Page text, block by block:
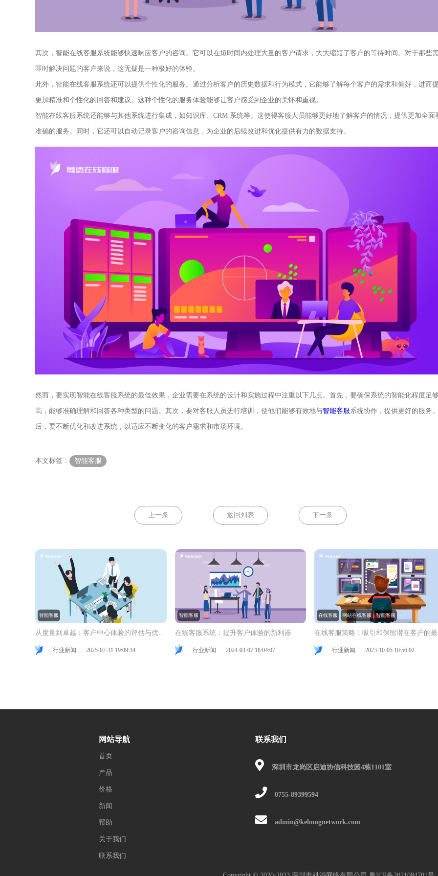
其次，智能在线客服系统能够快速响应客户的咨询。它可以在短时间内处理大量的客户请求，大大缩短了客户的等待时间。对于那些
即时解决问题的客户来说，这无疑是一种极好的体验。
此外，智能在线客服系统还可以提供个性化的服务。通过分析客户的历史数据和行为模式，它能够了解每个客户的需求和偏好，进而
更加精准和个性化的回答和建议。这种个性化的服务体验能够让客户感受到企业的关怀和重视。
智能在线客服系统还能够与其他系统进行集成，如知识库、CRM 系统等。这使得客服人员能够更好地了解客户的情况，提供更加全面
准确的服务。同时，它还可以自动记录客户的咨询信息，为企业的后续改进和优化提供有力的数据支持。
然而，要实现智能在线客服系统的最佳效果，企业需要在系统的设计和实施过程中注重以下几点。首先，要确保系统的智能化程度足
高，能够准确理解和回答各种类型的问题。其次，要对客服人员进行培训，使他们能够有效地与智能客服系统协作，提供更好的服务
后，要不断优化和改进系统，以适应不断变化的客户需求和市场环境。
本文标签： 智能客服
上一条 返回列表 下一条
从度量到卓越：客户中心体验的评估与优化之路
行业新闻 2025-07-31 19:09:34
智能客服
在线客服系统：提升客户体验的新利器
行业新闻 2024-03-07 18:04:07
智能客服
行业新闻 2023-10-05 10:56:02
在线客服 网站在线客服 智能客服
网站导航
首页
产品
价格
新闻
帮助
关于我们
联系我们
联系我们
深圳市龙岗区启迪协信科技园4栋1101室
0755-89399594
admin@kehongnetwork.com